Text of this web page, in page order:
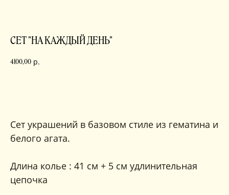
СЕТ "НА КАЖДЫЙ ДЕНЬ"
4100,00 р.
Сет украшений в базовом стиле из гематина и
белого агата.
Длина колье : 41 см + 5 см удлинительная
цепочка